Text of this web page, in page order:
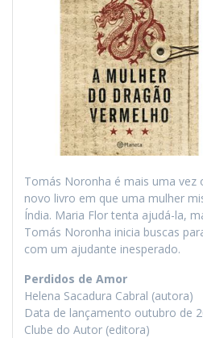
Tomás Noronha é mais uma vez
novo livro em que uma mulher
Índia. Maria Flor tenta ajudá-la,
Tomás Noronha inicia buscas
com um ajudante inesperado.
Perdidos de Amor
Helena Sacadura Cabral (autora)
Data de lançamento outubro de
Clube do Autor (editora)